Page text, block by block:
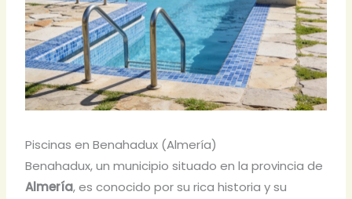
Piscinas en Benahadux (Almería)
Benahadux, un municipio situado en la provincia de
Almería, es conocido por su rica historia y su